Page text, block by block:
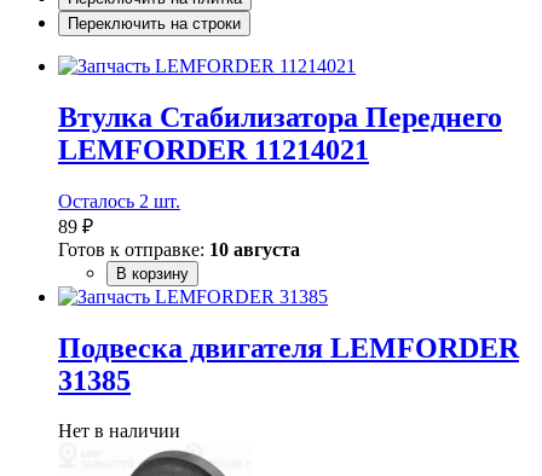
Переключить на строки
Втулка Стабилизатора Переднего
LEMFORDER 11214021
Осталось 2 шт.
89 ₽
Готов к отправке: 10 августа
В корзину
Подвеска двигателя LEMFORDER
31385
Нет в наличии